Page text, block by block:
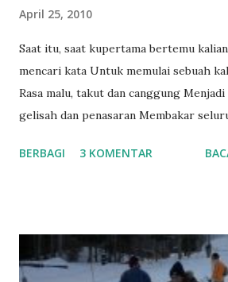
April 25, 2010
Saat itu, saat kupertama bertemu
mencari kata Untuk memulai sebuah
Rasa malu, takut dan canggung
gelisah dan penasaran Membakar
menjadi warna Yang mencerahkan
ketidaktahuan 13 November 2009
BERBAGI 3 KOMENTAR